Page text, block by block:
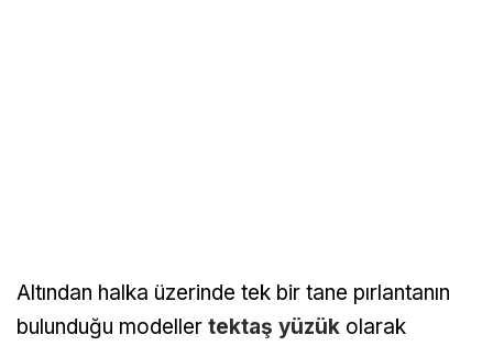
Altından halka üzerinde tek bir tane pırlantanın
bulunduğu modeller tektaş yüzük olarak